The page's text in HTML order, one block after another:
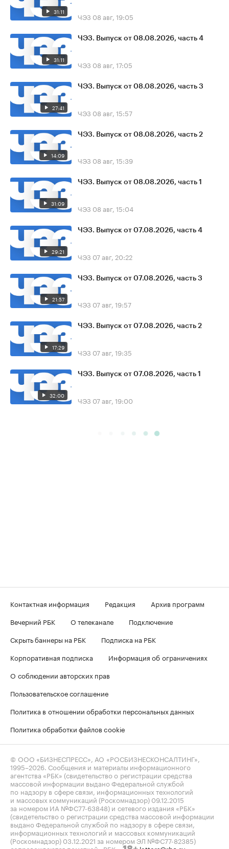
31:11 ЧЭЗ 08 авг, 19:05
31:11
ЧЭЗ. Выпуск от 08.08.2026, часть 4
ЧЭЗ 08 авг, 17:05
27:41
ЧЭЗ. Выпуск от 08.08.2026, часть 3
ЧЭЗ 08 авг, 15:57
14:09
ЧЭЗ. Выпуск от 08.08.2026, часть 2
ЧЭЗ 08 авг, 15:39
31:09
ЧЭЗ. Выпуск от 08.08.2026, часть 1
ЧЭЗ 08 авг, 15:04
29:21
ЧЭЗ. Выпуск от 07.08.2026, часть 4
ЧЭЗ 07 авг, 20:22
21:57
ЧЭЗ. Выпуск от 07.08.2026, часть 3
ЧЭЗ 07 авг, 19:57
17:29
ЧЭЗ. Выпуск от 07.08.2026, часть 2
ЧЭЗ 07 авг, 19:35
32:00
ЧЭЗ. Выпуск от 07.08.2026, часть 1
ЧЭЗ 07 авг, 19:00
Контактная информация Редакция
Архив программ
Вечерний РБК
О телеканале
Подключение
Скрыть баннеры на РБК
Подписка на РБК
Корпоративная подписка
Информация об ограничениях
О соблюдении авторских прав
Пользовательское соглашение
Политика в отношении обработки персональных данных
Политика обработки файлов cookie
© ООО «БИЗНЕСПРЕСС», АО «РОСБИЗНЕСКОНСАЛТИНГ»,
1995–2026 . Сообщения и материалы информационного
агентства «РБК» (свидетельство о регистрации средства
массовой информации выдано Федеральной службой
по надзору в сфере связи, информационных технологий
и массовых коммуникаций (Роскомнадзор) 09.12.2015
за номером ИА №ФС77-63848) и сетевого издания «РБК»
(свидетельство о регистрации средства массовой информации
выдано Федеральной службой по надзору в сфере связи,
информационных технологий и массовых коммуникаций
(Роскомнадзор) 03.12.2021 за номером ЭЛ №ФС77-82385)